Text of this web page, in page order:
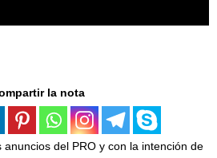
la nota
del PRO y con la intención de